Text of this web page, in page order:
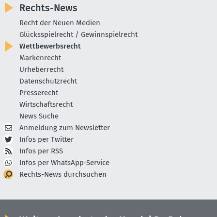
Rechts-News
Recht der Neuen Medien
Glücksspielrecht / Gewinnspielrecht
Wettbewerbsrecht
Markenrecht
Urheberrecht
Datenschutzrecht
Presserecht
Wirtschaftsrecht
News Suche
Anmeldung zum Newsletter
Infos per Twitter
Infos per RSS
Infos per WhatsApp-Service
Rechts-News durchsuchen